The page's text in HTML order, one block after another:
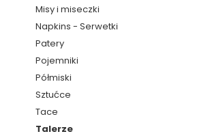
Misy i miseczki
Napkins - Serwetki
Patery
Pojemniki
Półmiski
Sztućce
Tace
Talerze